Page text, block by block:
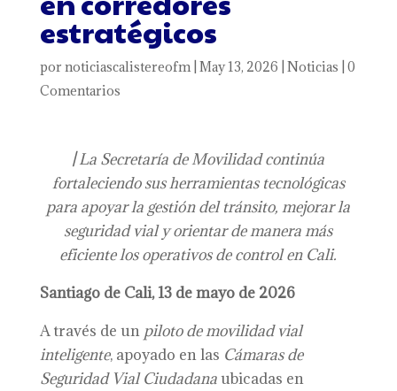
estratégicos
por noticiascalistereofm| May 13, 2026 Noticias 0
Comentarios
|La Secretaría de Movilidad continúa
fortaleciendo sus herramientas tecnológicas
para apoyar la gestión del tránsito, mejorar la
seguridad vial y orientar de manera más
eficiente los operativos de control en Cali.
Santiago de Cali, 13 de mayo de 2026
A través de un piloto de movilidad vial
inteligente, apoyado en las Cámaras de
Seguridad Vial Ciudadanaubicadas en